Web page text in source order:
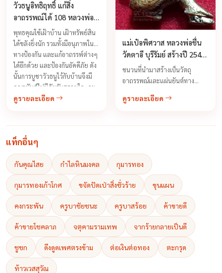
วัวธนูอิทธิฤทธิ์ แก้สิ่ง
อาถรรพณ์ได้ 108 หลวงพ่อ
สาย วัดนามวิจิตร
พุทธคุณใช้เฝ้าบ้าน เฝ้าทรัพย์สิน
ได้ขลังยิ่งนัก รวมทั้งมีอนุภาพใน
ทางป้องกัน และแก้อาถรรพ์ต่างๆ
ได้อีกด้วย และป้องกันอัคคีภัย ดัง
นั้นการบูชาวัวธนูไว้กับบ้านจึงมี
คุณอนันต์ไม่มีภัยอันตรายใดๆจะ
กล้ำกลายได้เลย ...
ดูรายละเอียด
แม่เป๋อพิศวาส หลวงพ่อชื่น
วัดตาอี บุรีรัมย์ สร้างปี 2543
รุ่นสร้างโบสถ์
ชนวนที่นำมาสร้างเป็นวัตถุ
อาถรรพณ์และแผ่นยันต์ทาง
ยันต์ม้าเสพนาง และยันต์อิ๋นคู่
รวมไปถึงอาจารย์ฆาราวาสด้วย
...
ดูรายละเอียด
แท็กอื่นๆ
กันคุณไสย กำไลหินมงคล กุมารทอง
กุมารทองเก้าโกศ ขจัดปัดเป่าสิ่งชั่วร้าย ขุนแผน
คงกระพัน ครูบาชัยชนะ ครูบาสร้อย ค้าขายดี
ค้าขายโชคลาภ จตุคามรามเทพ จากร้ายกลายเป็นดี
ชูชก ดึงดูดเพศตรงข้าม ต่อเงินต่อทอง ตะกรุด
ท้าวเวสสุวัณ